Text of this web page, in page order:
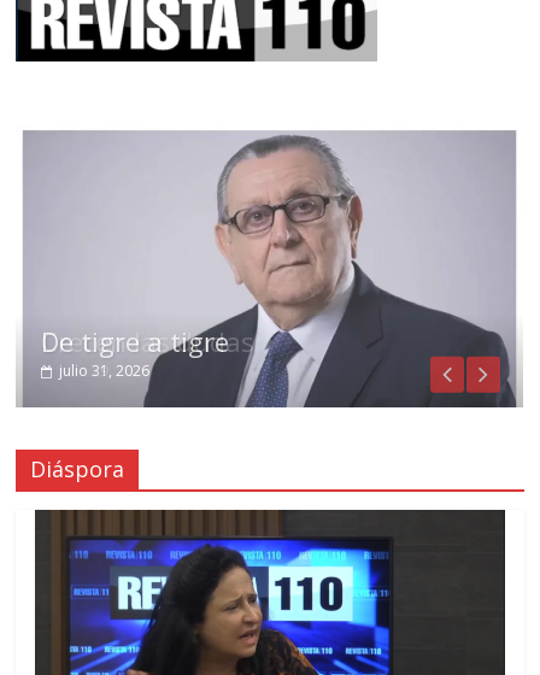
De tigre a tigre
julio 31, 2026
Crecen las dudas
julio 29, 2026
Diáspora